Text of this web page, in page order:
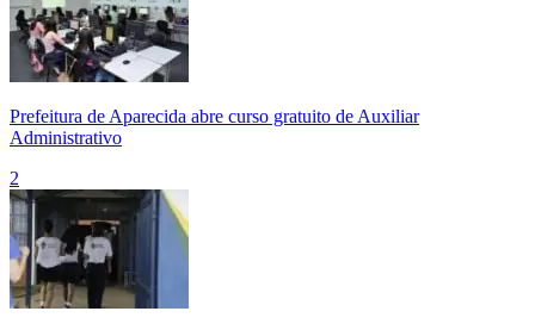
Prefeitura de Aparecida abre curso gratuito de Auxiliar
Administrativo
2